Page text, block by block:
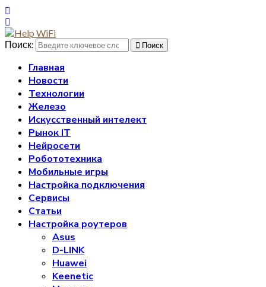
Поиск: Поиск
Главная
Новости
Технологии
Железо
Искусственный интелект
Рынок IT
Нейросети
Робототехника
Мобильные игры
Настройка подключения
Сервисы
Статьи
Настройка роутеров
Asus
D-LINK
Huawei
Keenetic